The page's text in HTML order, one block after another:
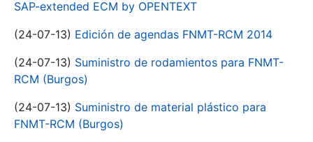
SAP-extended ECM by OPENTEXT
(24-07-13) Edición de agendas FNMT-RCM 2014
(24-07-13) Suministro de rodamientos para FNMT-
RCM (Burgos)
(24-07-13) Suministro de material plástico para
FNMT-RCM (Burgos)